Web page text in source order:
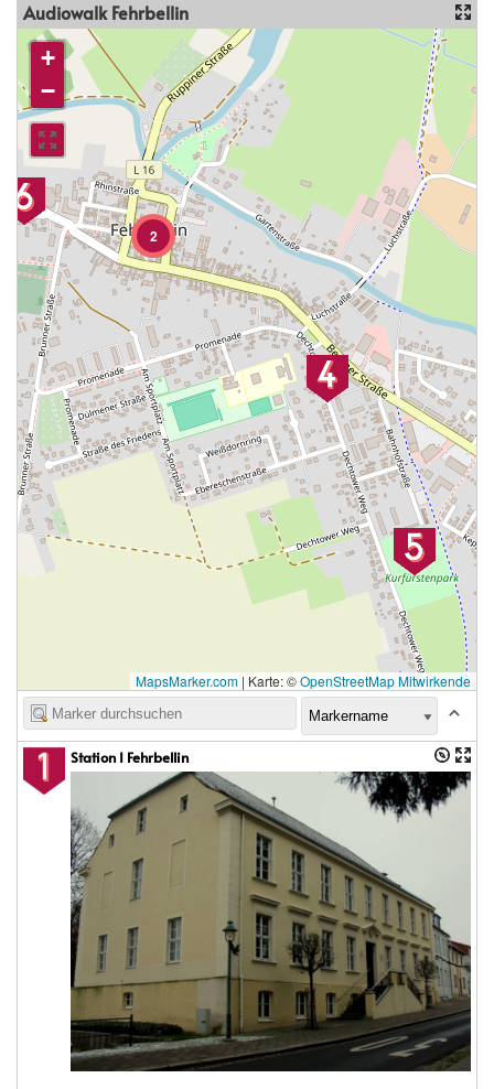
Audiowalk Fehrbellin
2
+
−
MapsMarker.com | Karte: ©OpenStreetMap Mitwirkende
Station I Fehrbellin